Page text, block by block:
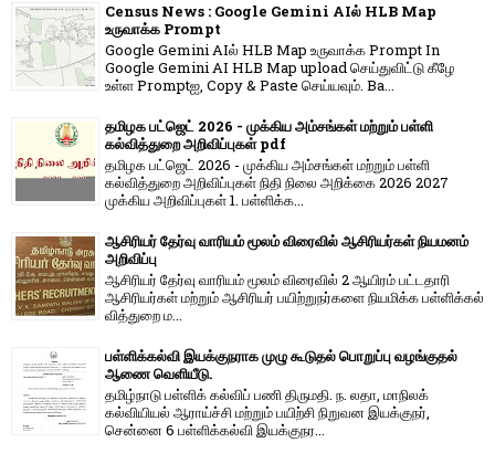
Census News : Google Gemini AIல் HLB Map
உருவாக்க Prompt
Google Gemini AIல் HLB Map உருவாக்க Prompt In
Google Gemini AI HLB Map upload செய்துவிட்டு கீழே
உள்ள Promptஐ, Copy & Paste செய்யவும். Ba...
தமிழக பட்ஜெட் 2026 - முக்கிய அம்சங்கள் மற்றும் பள்ளி
கல்வித்துறை அறிவிப்புகள் pdf
தமிழக பட்ஜெட் 2026 - முக்கிய அம்சங்கள் மற்றும் பள்ளி
கல்வித்துறை அறிவிப்புகள் நிதி நிலை அறிக்கை 2026 2027
முக்கிய அறிவிப்புகள் 1. பள்ளிக்க...
ஆசிரியர் தேர்வு வாரியம் மூலம் விரைவில் ஆசிரியர்கள் நியமனம்
அறிவிப்பு
ஆசிரியர் தேர்வு வாரி​யம் மூலம் விரை​வில் 2 ஆயிரம் பட்​ட​தாரி
ஆசிரியர்​கள் மற்​றும் ஆசிரியர் பயிற்றுநர்​களை நியமிக்க பள்​ளிக்​கல்​
வித்​துறை ம...
பள்ளிக்கல்வி இயக்குநராக முழு கூடுதல் பொறுப்பு வழங்குதல்
ஆணை வெளியீடு.
தமிழ்நாடு பள்ளிக் கல்விப் பணி திருமதி. ந. லதா, மாநிலக்
கல்வியியல் ஆராய்ச்சி மற்றும் பயிற்சி நிறுவன இயக்குநர்,
சென்னை 6 பள்ளிக்கல்வி இயக்குநர...